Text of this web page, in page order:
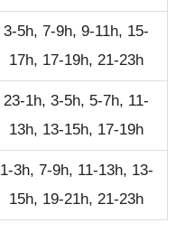
3-5h, 7-9h, 9-11h, 15-
17h, 17-19h, 21-23h
23-1h, 3-5h, 5-7h, 11-
13h, 13-15h, 17-19h
1-3h, 7-9h, 11-13h, 13-
15h, 19-21h, 21-23h